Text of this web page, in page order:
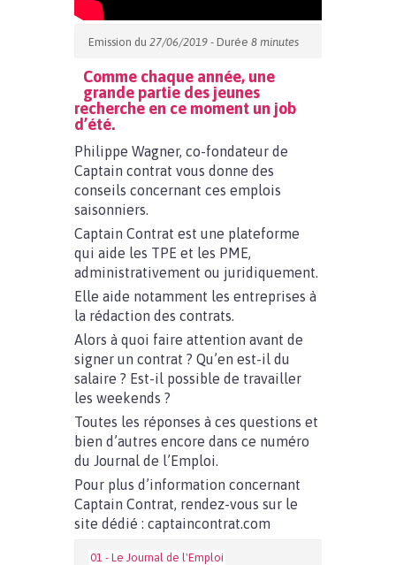
Emission du 27/06/2019 - Durée 8 minutes
Comme chaque année, une
grande partie des jeunes
recherche en ce moment un job
d’été.
Philippe Wagner, co-fondateur de
Captain contrat vous donne des
conseils concernant ces emplois
saisonniers.
Captain Contrat est une plateforme
qui aide les TPE et les PME,
administrativement ou juridiquement.
Elle aide notamment les entreprises à
la rédaction des contrats.
Alors à quoi faire attention avant de
signer un contrat ? Qu’en est-il du
salaire ? Est-il possible de travailler
les weekends ?
Toutes les réponses à ces questions et
bien d’autres encore dans ce numéro
du Journal de l’Emploi.
Pour plus d’information concernant
Captain Contrat, rendez-vous sur le
site dédié : captaincontrat.com
01 - Le Journal de l'Emploi